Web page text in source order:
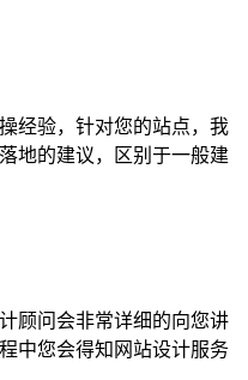
经验，针对您的站点，我
地的建议，区别于一般建
顾问会非常详细的向您讲
中您会得知网站设计服务